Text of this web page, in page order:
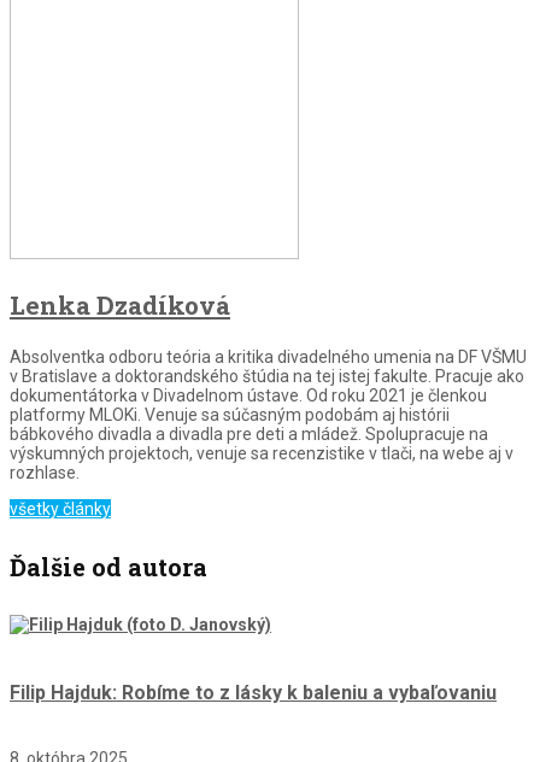
Lenka Dzadíková
Absolventka odboru teória a kritika divadelného umenia na DF VŠMU
v Bratislave a doktorandského štúdia na tej istej fakulte. Pracuje ako
dokumentátorka v Divadelnom ústave. Od roku 2021 je členkou
platformy MLOKi. Venuje sa súčasným podobám aj histórii
bábkového divadla a divadla pre deti a mládež. Spolupracuje na
výskumných projektoch, venuje sa recenzistike v tlači, na webe aj v
rozhlase.
všetky články
Ďalšie od autora
Filip Hajduk: Robíme to z lásky k baleniu a vybaľovaniu